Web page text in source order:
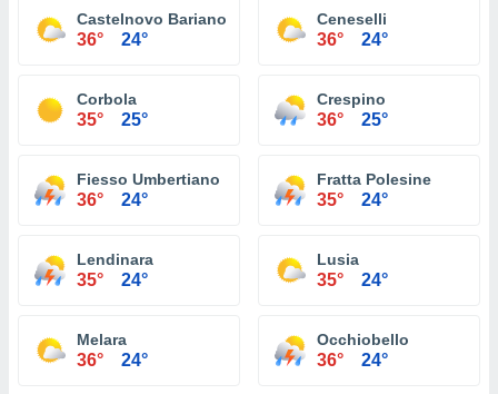
Castelnovo Bariano
36° 24°
Ceneselli
36° 24°
Corbola
35° 25°
Crespino
36° 25°
Fiesso Umbertiano
36° 24°
Fratta Polesine
35° 24°
Lendinara
35° 24°
Lusia
35° 24°
Melara
36° 24°
Occhiobello
36° 24°